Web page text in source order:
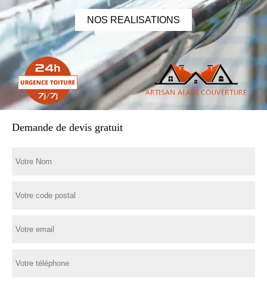
NOS REALISATIONS
Demande de devis gratuit